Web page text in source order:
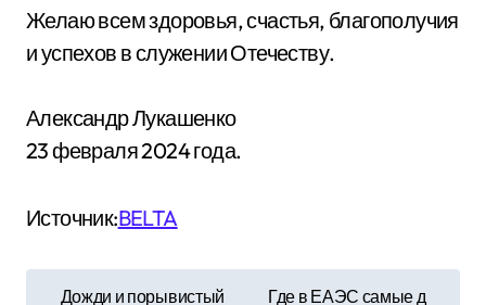
Желаю всем здоровья, счастья, благополучия
и успехов в служении Отечеству.
Александр Лукашенко
23 февраля 2024 года.
Источник:BELTA
Дожди и порывистый
Где в ЕАЭС самые д